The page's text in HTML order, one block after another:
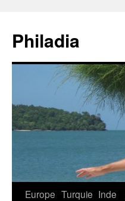
contenu
Philadia
Europe Turquie Inde